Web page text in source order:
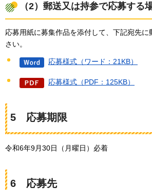
（2）郵送又は持参で応募する
応募用紙に募集作品を添付して、下記宛先
さい。
応募様式（ワード：21KB）
応募様式（PDF：125KB）
5 応募期限
令和6年9月30日（月曜日）必着
6 応募先